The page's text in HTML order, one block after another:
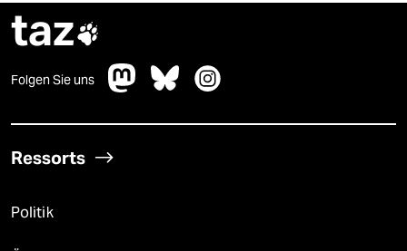
taz
Folgen Sie uns
Ressorts
Politik